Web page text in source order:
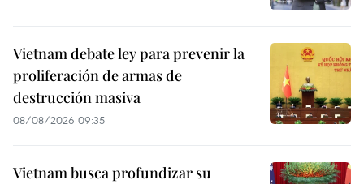
Vietnam debate ley para prevenir la
proliferación de armas de
destrucción masiva
08/08/2026 09:35
Vietnam busca profundizar su